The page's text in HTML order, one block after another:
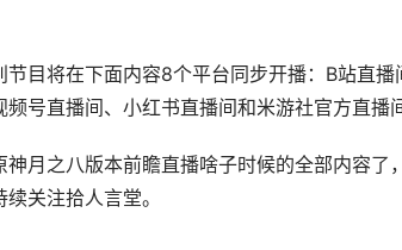
将在下面内容8个平台同步开播：B站直播
频号直播间、小红书直播间和米游社官方直播
之八版本前瞻直播啥子时候的全部内容了
关注拾人言堂。